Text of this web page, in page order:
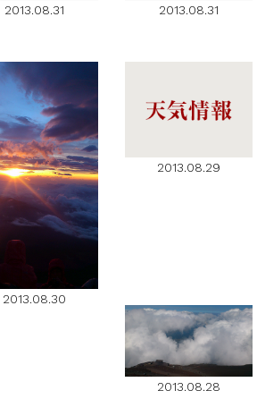
2013.08.31
2013.08.31
2013.08.30
2013.08.29
2013.08.28